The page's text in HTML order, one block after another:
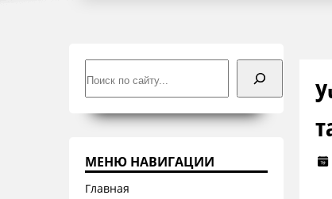
МЕНЮ НАВИГАЦИИ
Главная